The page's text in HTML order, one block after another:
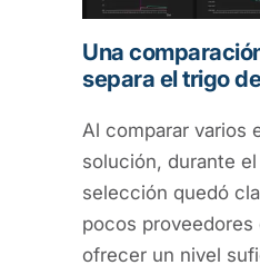
Una
separa el trigo
Al comparar varios
solución, durante
selección quedó
pocos proveedores
ofrecer un nivel